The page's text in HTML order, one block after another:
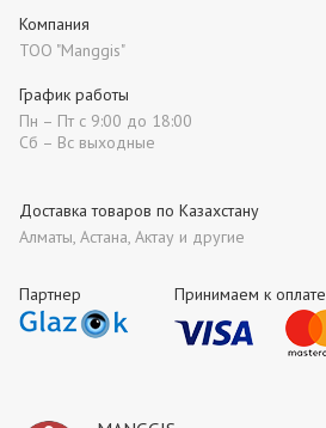
Партнер Принимаем к оплате
Компания
ТОО "Manggis"
Доставка товаров по Казахстану
Алматы, Астана, Актау и другие
График работы
Пн – Пт с 9:00 до 18:00
Сб – Вс выходные